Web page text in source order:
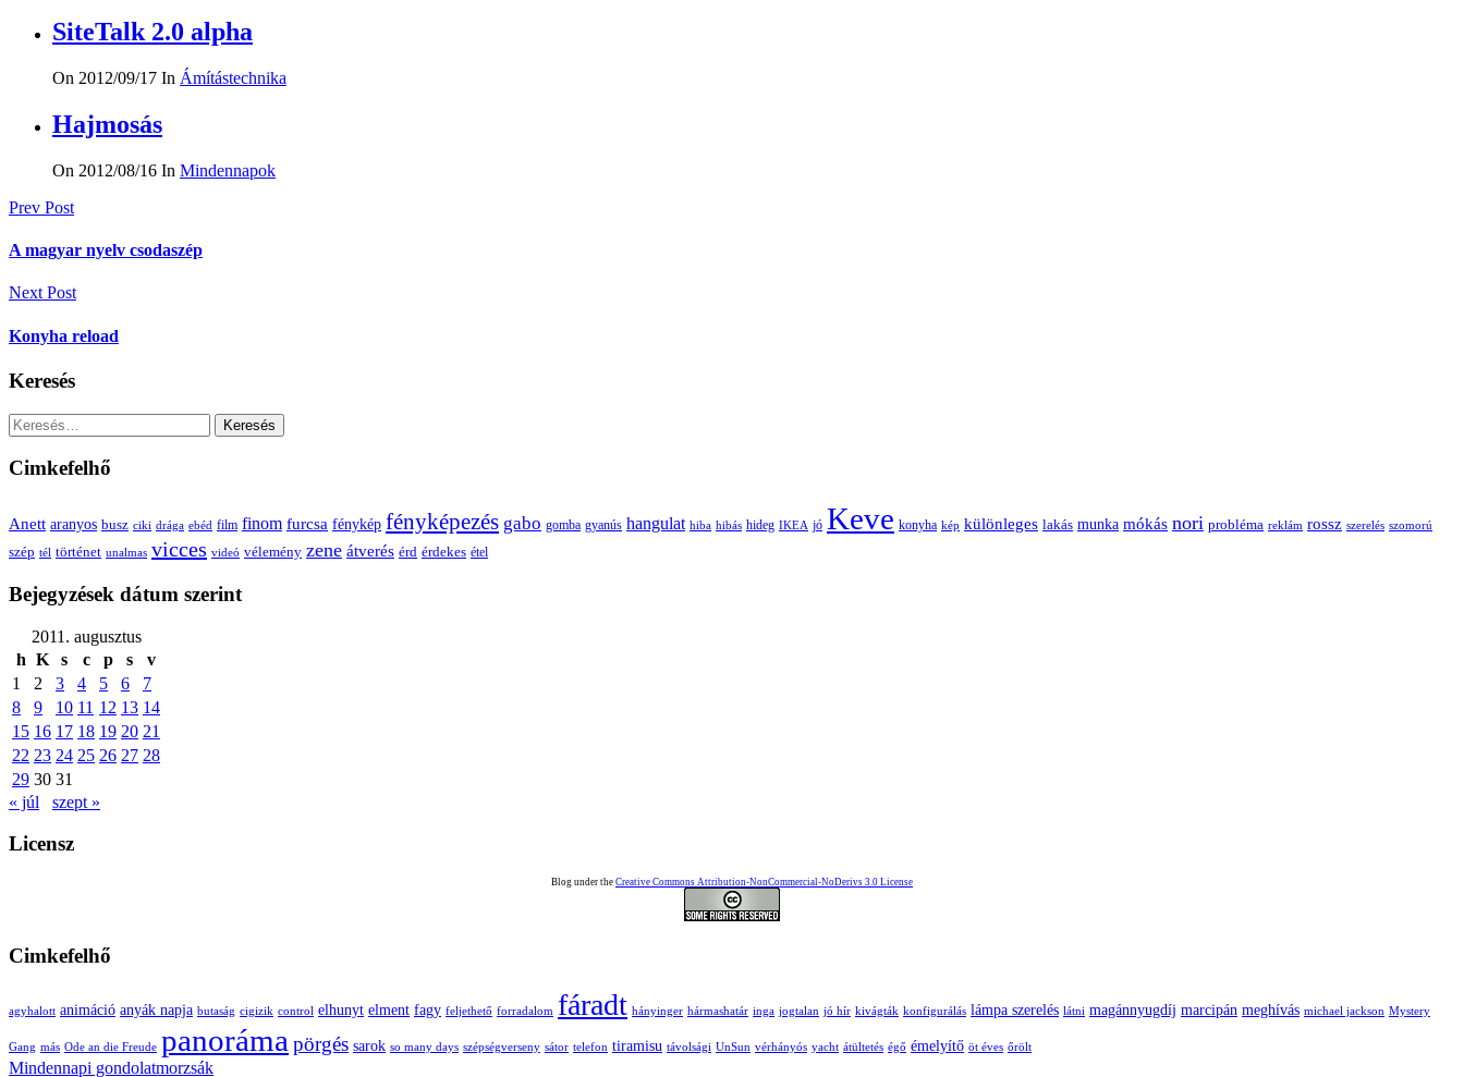
SiteTalk 2.0 alpha
On 2012/09/17 In Ámítástechnika
Hajmosás
On 2012/08/16 In Mindennapok
Bejegyzés
navigáció
Prev Post
A magyar nyelv csodaszép
Next Post
Konyha reload
Keresés
Keresés:
Cimkefelhő
Anett aranyos busz ciki drága ebéd film finom furcsa fénykép fényképezés gabo gomba gyanús hangulat hiba hibás hideg IKEA jó Keve konyha kép különleges lakás munka mókás nori probléma reklám rossz szerelés szomorú
szép tél történet unalmas vicces videó vélemény zene átverés érd érdekes étel
Bejegyzések dátum szerint
2011. augusztus
h K s c p s
v
1
2 3 4 5 6
7
8
9 10 11 12 13 14
15 16 17 18 19 20 21
22 23 24 25 26 27 28
29 30 31
« júl
szept »
Licensz
Blog under the Creative Commons Attribution-NonCommercial-NoDerivs 3.0 License
Cimkefelhő
agyhalott animáció anyák napja butaság cigizik control elhunyt elment fagy feljethető forradalom fáradt hányinger hármashatár inga jogtalan jó hír kivágták konfigurálás lámpa szerelés látni magánnyugdíj marcipán meghívás michael jackson Mystery
Gang más Ode an die Freude panorámapörgés sarok so many days szépségverseny sátor telefon tiramisu távolsági UnSun vérhányós yacht átültetés égő émelyítő öt éves őrölt
Mindennapi gondolatmorzsák